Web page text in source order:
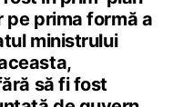
pe prima formă a
ministrului
să fi fost